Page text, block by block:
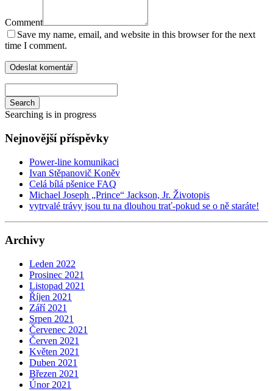
Comment
Save my name, email, and website in this browser for the next
time I comment.
Search
Searching is in progress
Nejnovější příspěvky
Power-line komunikaci
Ivan Stěpanovič Koněv
Celá bílá pšenice FAQ
Michael Joseph „Prince“ Jackson, Jr. Životopis
vytrvalé trávy jsou tu na dlouhou trať-pokud se o ně staráte!
Archivy
Leden 2022
Prosinec 2021
Listopad 2021
Říjen 2021
Září 2021
Srpen 2021
Červenec 2021
Červen 2021
Květen 2021
Duben 2021
Březen 2021
Únor 2021